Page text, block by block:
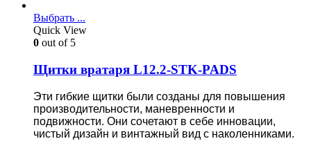
Выбрать ...
Quick View
0 out of 5
Щитки вратаря L12.2-STK-PADS
Эти гибкие щитки были созданы для повышения
производительности, маневренности и
подвижности. Они сочетают в себе инновации,
чистый дизайн и винтажный вид с наколенниками.